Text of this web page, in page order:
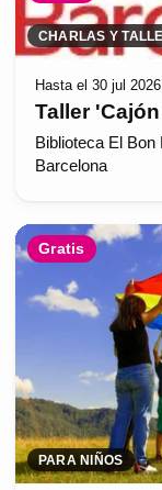
CHARLAS Y
Hasta el 30 jul 2026
Taller
Biblioteca El Bon
Barcelona
Gratis
PARA NIÑOS